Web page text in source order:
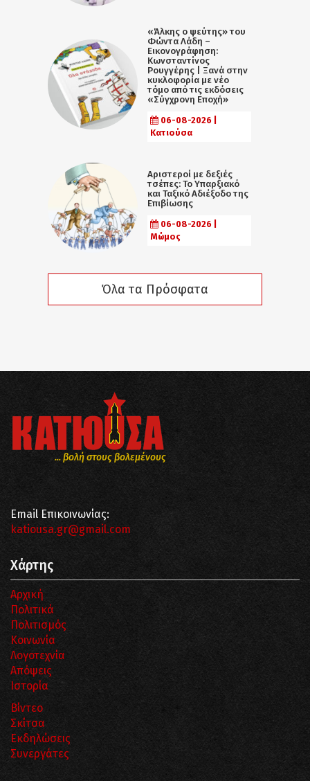
«Άλκης ο ψεύτης» του
Φώντα Λάδη –
Εικονογράφηση:
Κωνσταντίνος
Ρουγγέρης | Ξανά στην
κυκλοφορία με νέο
τόμο από τις εκδόσεις
«Σύγχρονη Εποχή»
06-08-2026 |
Κατιούσα
Αριστεροί με δεξιές
τσέπες: Το Υπαρξιακό
και Ταξικό Αδιέξοδο της
Επιβίωσης
06-08-2026 |
Μώμος
Όλα τα Πρόσφατα
... βολή στους βολεμένους
Email Επικοινωνίας:
katiousa.gr@gmail.com
Χάρτης
Αρχική
Πολιτικά
Πολιτισμός
Κοινωνία
Λογοτεχνία
Απόψεις
Ιστορία
Βίντεο
Σκίτσα
Εκδηλώσεις
Συνεργάτες